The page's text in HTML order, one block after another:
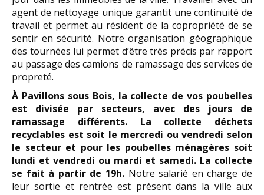
agent de nettoyage unique garantit une continuité de
travail et permet au résident de la copropriété de se
sentir en sécurité. Notre organisation géographique
des tournées lui permet d’être très précis par rapport
au passage des camions de ramassage des services de
propreté.
À Pavillons sous Bois, la collecte de vos poubelles
est divisée par secteurs, avec des jours de
ramassage différents. La collecte déchets
recyclables est soit le mercredi ou vendredi selon
le secteur et pour les poubelles ménagères soit
lundi et vendredi ou mardi et samedi. La collecte
se fait à partir de 19h. Notre salarié en charge de
leur sortie et rentrée est présent dans la ville aux